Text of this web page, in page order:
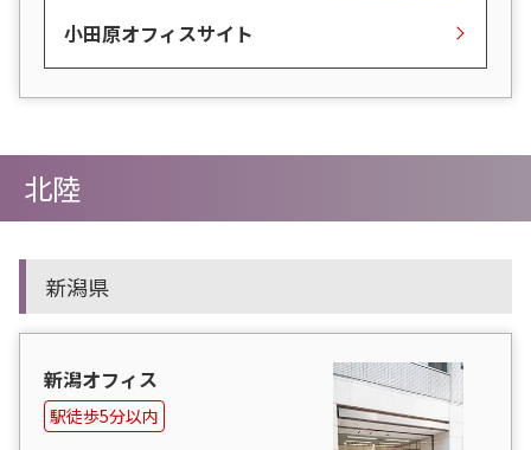
小田原オフィスサイト
北陸
新潟県
新潟オフィス
駅徒歩5分以内